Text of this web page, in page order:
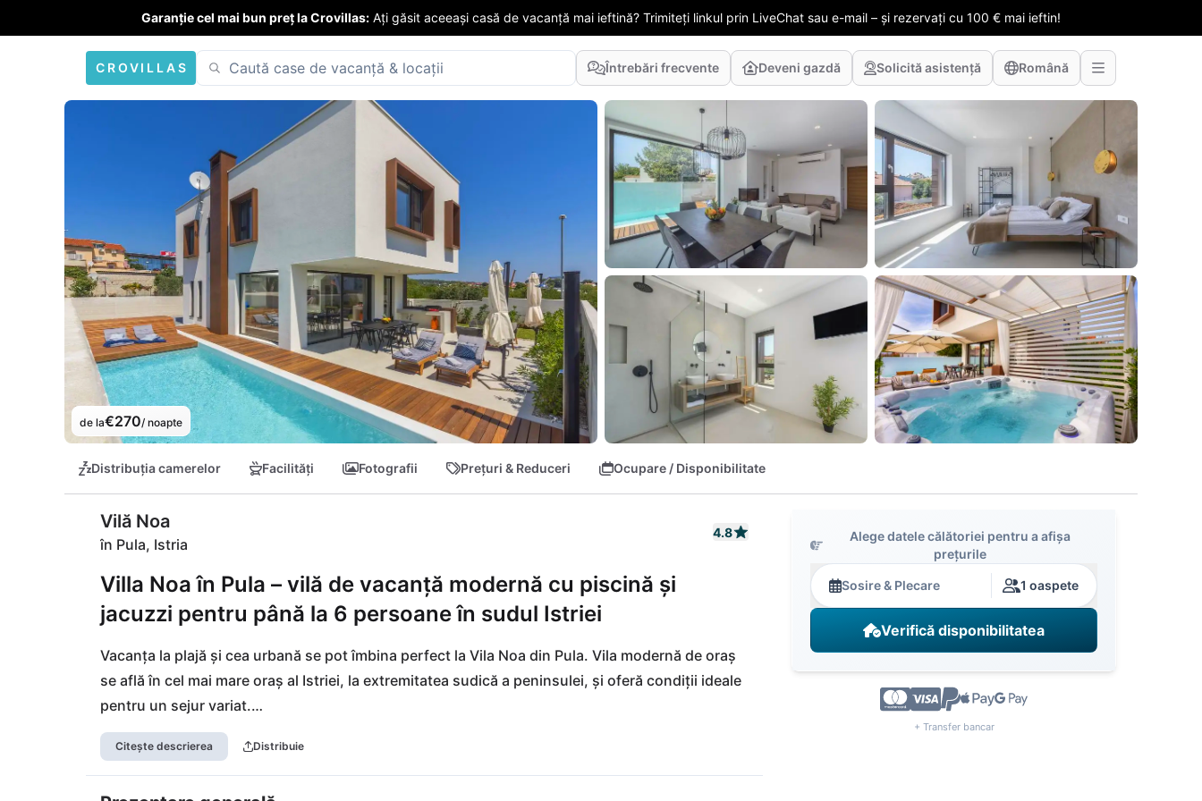
Garanție cel mai bun preț la Crovillas: Ați găsit aceeași casă de vacanță mai ieftină? Trimiteți linkul prin LiveChat sau e-mail – și rezervați cu 100 € mai ieftin!
CROVILLAS Întrebări frecvente Deveni gazdă Solicită asistență Română
de la€270/ noapte
Distribuția camerelor Facilități Fotografii Prețuri & Reduceri Ocupare / Disponibilitate
Vilă Noa
în Pula, Istria
4.8
Villa Noa în Pula – vilă de vacanță modernă cu piscină și
jacuzzi pentru până la 6 persoane în sudul Istriei
Vacanța la plajă și cea urbană se pot îmbina perfect la Vila Noa din Pula. Vila modernă de oraș
se află în cel mai mare oraș al Istriei, la extremitatea sudică a peninsulei, și oferă condiții ideale
pentru un sejur variat.
În Pula vă așteaptă numeroase posibilități de cumpărături, străduțe fermecătoare în centrul
vechi cu magazine locale, precum și o mare varietate de restaurante și baruri cu specialități
Citește descrierea Distribuie
Alege datele călătoriei pentru a afișa
prețurile
Sosire & Plecare 1 oaspete
Verifică disponibilitatea
+ Transfer bancar